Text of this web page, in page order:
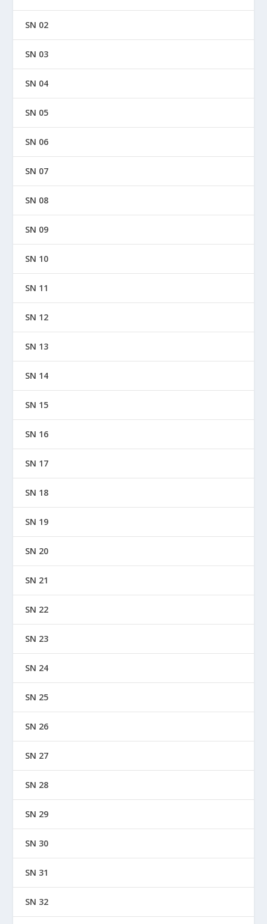
SN 02
SN 03
SN 04
SN 05
SN 06
SN 07
SN 08
SN 09
SN 10
SN 11
SN 12
SN 13
SN 14
SN 15
SN 16
SN 17
SN 18
SN 19
SN 20
SN 21
SN 22
SN 23
SN 24
SN 25
SN 26
SN 27
SN 28
SN 29
SN 30
SN 31
SN 32